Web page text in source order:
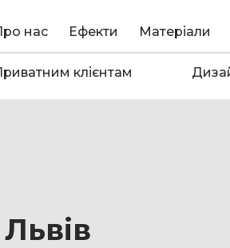
нас Ефекти Матеріали
клієнтам